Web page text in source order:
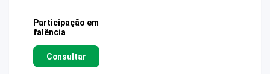
Participação em
falência
Consultar